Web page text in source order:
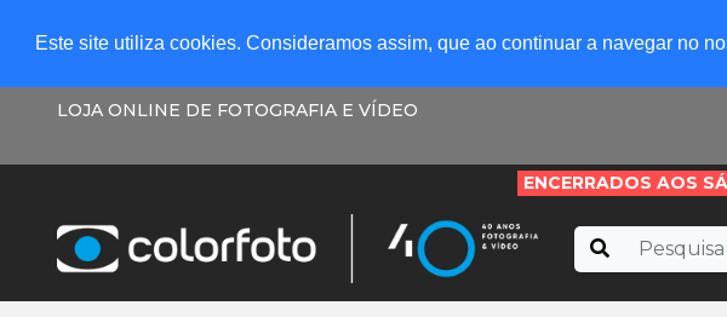
Este site utiliza cookies. Consideramos assim, que ao continuar a navegar no
LOJA ONLINE DE FOTOGRAFIA E VÍDEO
ENCERRADOS AOS